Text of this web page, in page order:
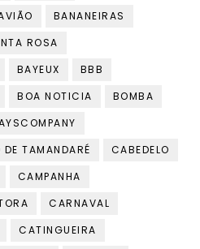
BANANEIRAS
ROSA
BAYEUX
BBB
BOA NOTICIA
BOMBA
DE TAMANDARÉ
CABEDELO
CAMPANHA
CARNAVAL
CATINGUEIRA